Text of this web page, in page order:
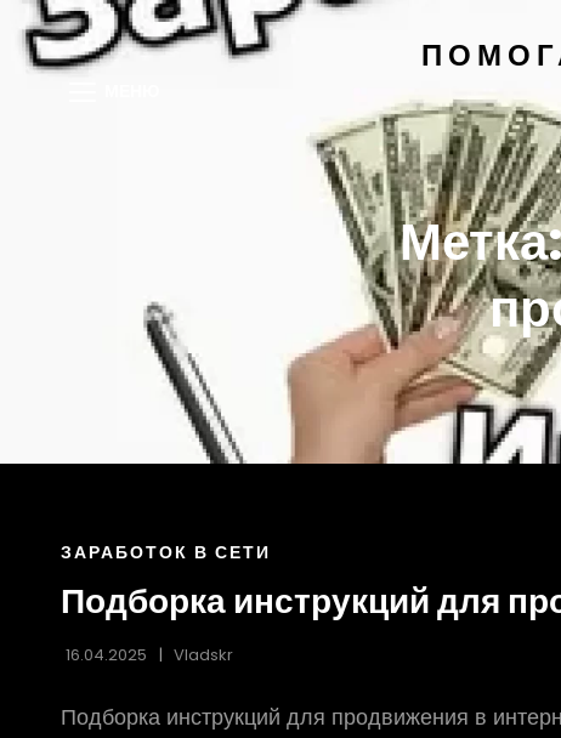
ССЫЛКИ
ЗАРАБОТОК В СЕТИ
Подборка инструкций для
16.04.2025 Vladskr
Подборка инструкций для продвижения в